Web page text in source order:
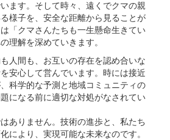
ます。そして時々、遠くでクマの親
様⼦を、安全な距離から⾒ることが
「クマさんたちも⼀⽣懸命⽣きてい
理解を深めていきます。
⼈間も、お互いの存在を認め合いな
安⼼して営んでいます。時には接近
科学的な予測と地域コミュニティの
になる前に適切な対処がなされてい
ありません。技術の進歩と、私たち
により、実現可能な未来なのです。